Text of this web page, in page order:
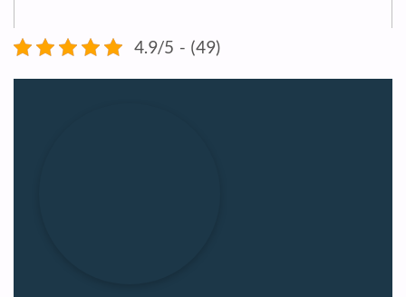
4.9/5 - (49)